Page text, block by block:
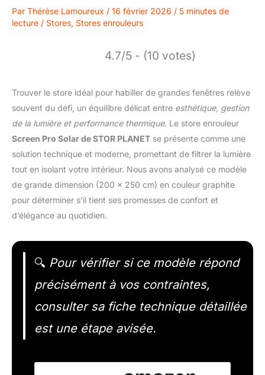
Par Thérèse Lamoureux / 16 février 2026 / 5 minutes de
lecture / Stores, Stores enrouleurs
4.7/5 - (10 votes)
Trouver le store idéal pour habiller de grandes fenêtres relève
souvent du défi, un équilibre délicat entre esthétique, gestion
de la lumière et performance thermique. Le store enrouleur
Screen Pro Solar de STOR PLANET se présente comme une
solution technique et moderne, promettant de filtrer la lumière
tout en isolant votre intérieur. Nous avons analysé ce modèle
de grande dimension (200 x 250 cm) en couleur graphite
pour déterminer s’il tient ses promesses de confort et
d’élégance au quotidien.
🔍 Pour vérifier si ce modèle répond
précisément à vos contraintes,
consulter sa fiche technique détaillée
est une étape avisée.